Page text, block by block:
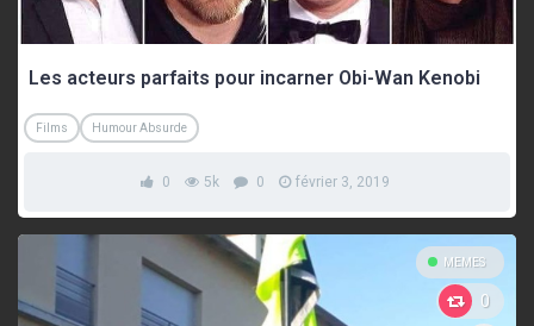
Les acteurs parfaits pour incarner Obi-Wan Kenobi
Films Humour Absurde
0 5k 0 février 3, 2019
MEMES
0